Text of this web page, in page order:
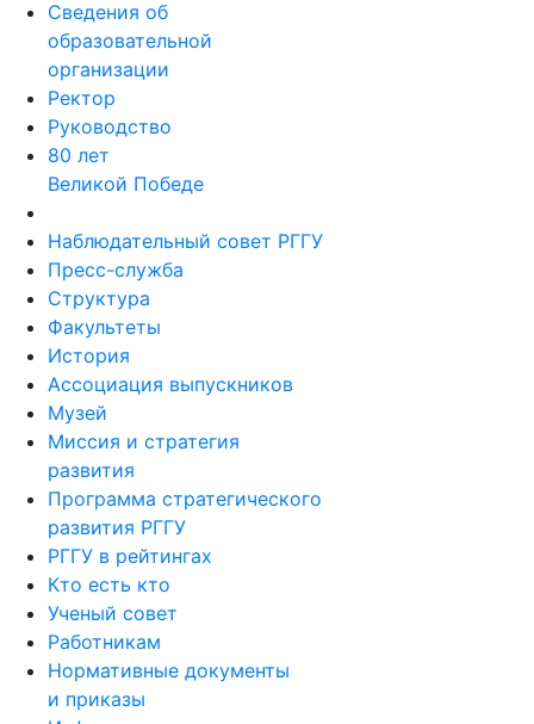
Сведения об
образовательной
организации
Ректор
Руководство
80 лет
Великой Победе
Наблюдательный совет РГГУ
Пресс-служба
Структура
Факультеты
История
Ассоциация выпускников
Музей
Миссия и стратегия
развития
Программа стратегического
развития РГГУ
РГГУ в рейтингах
Кто есть кто
Ученый совет
Работникам
Нормативные документы
и приказы